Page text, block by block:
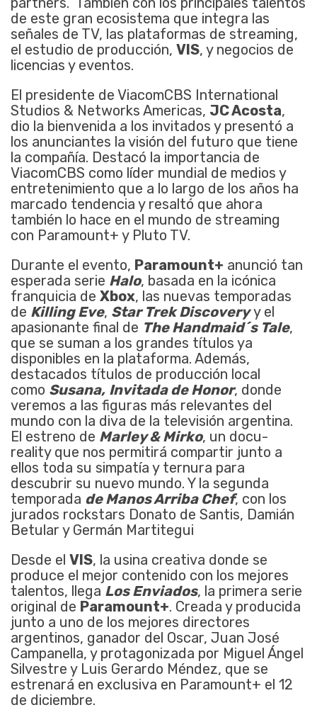
de este gran ecosistema que integra las
señales de TV, las plataformas de streaming,
el estudio de producción, VIS, y negocios de
licencias y eventos.
El presidente de ViacomCBS International
Studios & Networks Americas, JC Acosta,
dio la bienvenida a los invitados y presentó a
los anunciantes la visión del futuro que tiene
la compañía. Destacó la importancia de
ViacomCBS como líder mundial de medios y
entretenimiento que a lo largo de los años ha
marcado tendencia y resaltó que ahora
también lo hace en el mundo de streaming
con Paramount+ y Pluto TV.
Durante el evento, Paramount+ anunció tan
esperada serie Halo, basada en la icónica
franquicia de Xbox, las nuevas temporadas
de Killing Eve, Star Trek Discoveryy el
apasionante final de The Handmaid´s Tale,
que se suman a los grandes títulos ya
disponibles en la plataforma. Además,
destacados títulos de producción local
como Susana, Invitada de Honor, donde
veremos a las figuras más relevantes del
mundo con la diva de la televisión argentina.
El estreno de Marley & Mirko, un docu-
reality que nos permitirá compartir junto a
ellos toda su simpatía y ternura para
descubrir su nuevo mundo. Y la segunda
temporada de Manos Arriba Chef, con los
jurados rockstars Donato de Santis, Damián
Betular y Germán Martitegui
Desde el VIS, la usina creativa donde se
produce el mejor contenido con los mejores
talentos, llega Los Enviados, la primera serie
original de Paramount+. Creada y producida
junto a uno de los mejores directores
argentinos, ganador del Oscar, Juan José
Campanella, y protagonizada por Miguel Ángel
Silvestre y Luis Gerardo Méndez, que se
estrenará en exclusiva en Paramount+ el 12
de diciembre.